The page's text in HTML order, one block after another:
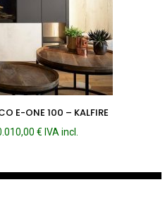
E-ONE 100 – KALFIRE
€Fascia
da
IVA incl.